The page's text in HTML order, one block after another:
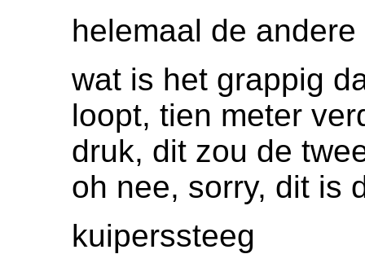
helemaal de andere
wat is het grappig
loopt, tien meter
druk, dit zou de
oh nee, sorry, dit is
kuiperssteeg